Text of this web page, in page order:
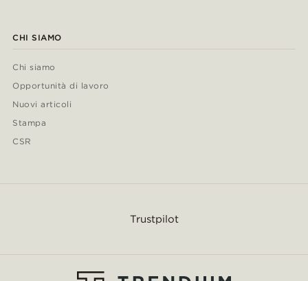
CHI SIAMO
Chi siamo
Opportunità di lavoro
Nuovi articoli
Stampa
CSR
Trustpilot